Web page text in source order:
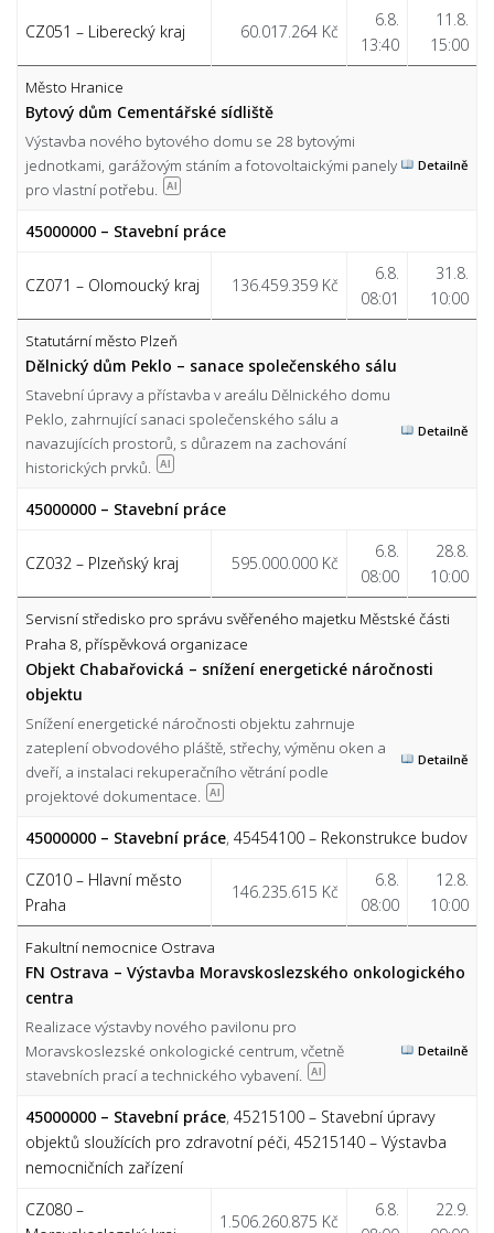
CZ051 – Liberecký kraj 60.017.264 Kč
6.8.
13:40
11.8.
15:00
Město Hranice
Bytový dům Cementářské sídliště
Výstavba nového bytového domu se 28 bytovými
jednotkami, garážovým stáním a fotovoltaickými panely
pro vlastní potřebu.
AI
Detailně
45000000 – Stavební práce
CZ071 – Olomoucký kraj 136.459.359 Kč
6.8.
08:01
31.8.
10:00
Statutární město Plzeň
Dělnický dům Peklo – sanace společenského sálu
Stavební úpravy a přístavba v areálu Dělnického domu
Peklo, zahrnující sanaci společenského sálu a
navazujících prostorů, s důrazem na zachování
historických prvků.
AI
Detailně
45000000 – Stavební práce
CZ032 – Plzeňský kraj 595.000.000 Kč
6.8.
08:00
28.8.
10:00
Servisní středisko pro správu svěřeného majetku Městské části
Praha 8, příspěvková organizace
Objekt Chabařovická – snížení energetické náročnosti
objektu
Snížení energetické náročnosti objektu zahrnuje
zateplení obvodového pláště, střechy, výměnu oken a
dveří, a instalaci rekuperačního větrání podle
projektové dokumentace.
AI
Detailně
45000000 – Stavební práce, 45454100 – Rekonstrukce budov
CZ010 – Hlavní město
Praha
146.235.615 Kč
6.8.
08:00
12.8.
10:00
Fakultní nemocnice Ostrava
FN Ostrava – Výstavba Moravskoslezského onkologického
centra
Realizace výstavby nového pavilonu pro
Moravskoslezské onkologické centrum, včetně
stavebních prací a technického vybavení.
AI
Detailně
45000000 – Stavební práce, 45215100 – Stavební úpravy
objektů sloužících pro zdravotní péči, 45215140 – Výstavba
nemocničních zařízení
CZ080 –
1.506.260.875 Kč
6.8.
22.9.